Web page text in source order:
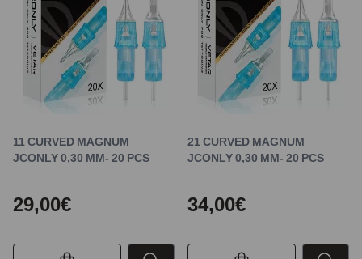
11 CURVED MAGNUM
JCONLY 0,30 MM- 20 PCS
29,00€
21 CURVED MAGNUM
JCONLY 0,30 MM- 20 PCS
34,00€